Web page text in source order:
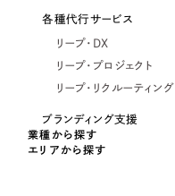
各種代行サービス
リープ・DX
リープ・プロジェクト
リープ・リクルーティング
ブランディング支援
業種から探す
エリアから探す